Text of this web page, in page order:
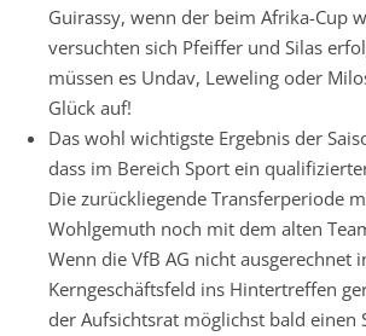
Guirassy, wenn der beim Afrika-Cup
versuchten sich Pfeiffer und Silas
müssen es Undav, Leweling oder
Glück auf!
Das wohl wichtigste Ergebnis der
dass im Bereich Sport ein
Die zurückliegende Transferperiode
Wohlgemuth noch mit dem alten
Wenn die VfB AG nicht ausgerechnet
Kerngeschäftsfeld ins Hintertreffen
der Aufsichtsrat möglichst bald einen